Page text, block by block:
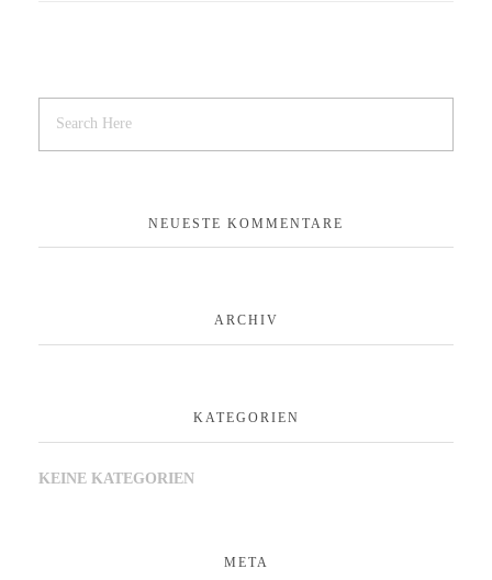
NEUESTE KOMMENTARE
ARCHIV
KATEGORIEN
KEINE KATEGORIEN
META